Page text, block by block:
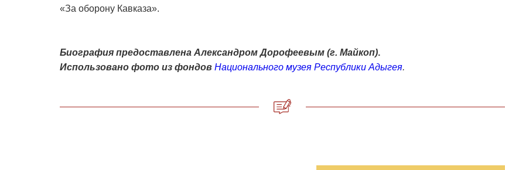
«За оборону Кавказа».
Биография предоставлена Александром Дорофеевым (г. Майкоп).
Использовано фото из фондов Национального музея Республики Адыгея.